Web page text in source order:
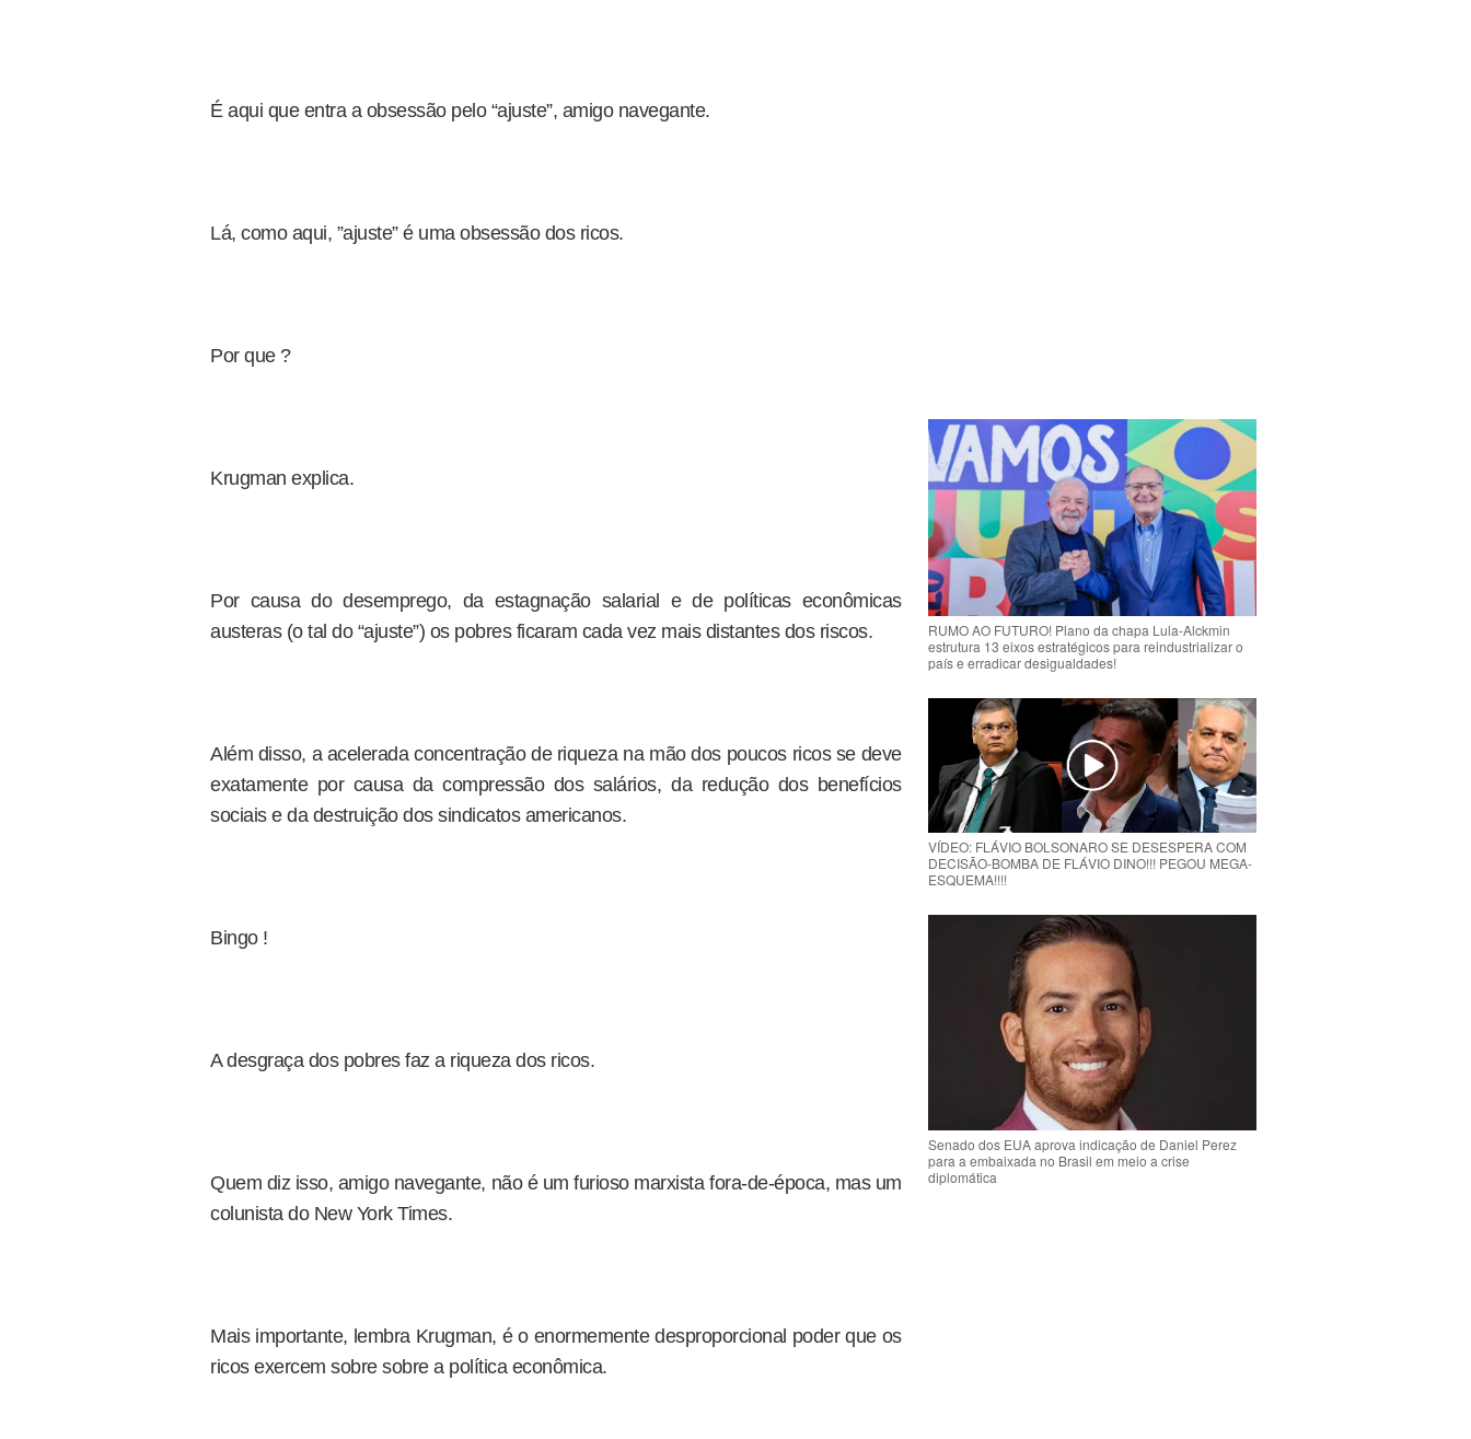
É aqui que entra a obsessão pelo “ajuste”, amigo navegante.
Lá, como aqui, ”ajuste” é uma obsessão dos ricos.
Por que ?
Krugman explica.
Por causa do desemprego, da estagnação salarial e de políticas econômicas
austeras (o tal do “ajuste”) os pobres ficaram cada vez mais distantes dos riscos.
Além disso, a acelerada concentração de riqueza na mão dos poucos ricos se deve
exatamente por causa da compressão dos salários, da redução dos benefícios
sociais e da destruição dos sindicatos americanos.
Bingo !
A desgraça dos pobres faz a riqueza dos ricos.
Quem diz isso, amigo navegante, não é um furioso marxista fora-de-época, mas um
colunista do New York Times.
Mais importante, lembra Krugman, é o enormemente desproporcional poder que os
ricos exercem sobre sobre a política econômica.
RUMO AO FUTURO! Plano da chapa Lula-Alckmin
estrutura 13 eixos estratégicos para reindustrializar o
país e erradicar desigualdades!
VÍDEO: FLÁVIO BOLSONARO SE DESESPERA COM
DECISÃO-BOMBA DE FLÁVIO DINO!!! PEGOU MEGA-
ESQUEMA!!!!
Senado dos EUA aprova indicação de Daniel Perez
para a embaixada no Brasil em meio a crise
diplomática